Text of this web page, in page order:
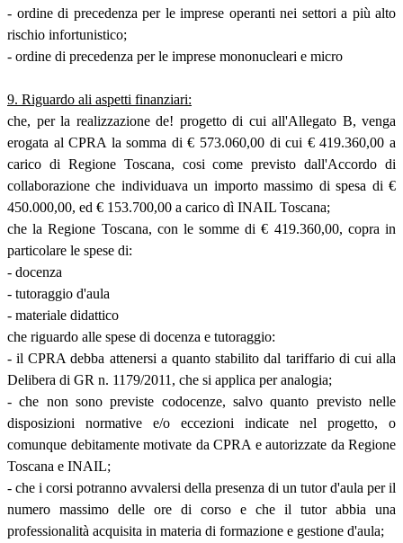
- ordine di precedenza per le imprese operanti nei settori a più alto
rischio infortunistico;
- ordine di precedenza per le imprese mononucleari e micro
9. Riguardo ali aspetti finanziari:
che, per la realizzazione de! progetto di cui all'Allegato B, venga
erogata al CPRA la somma di € 573.060,00 di cui € 419.360,00 a
carico di Regione Toscana, cosi come previsto dall'Accordo di
collaborazione che individuava un importo massimo di spesa di €
450.000,00, ed € 153.700,00 a carico dì INAIL Toscana;
che la Regione Toscana, con le somme di € 419.360,00, copra in
particolare le spese di:
- docenza
- tutoraggio d'aula
- materiale didattico
che riguardo alle spese di docenza e tutoraggio:
- il CPRA debba attenersi a quanto stabilito dal tariffario di cui alla
Delibera di GR n. 1179/2011, che si applica per analogia;
- che non sono previste codocenze, salvo quanto previsto nelle
disposizioni normative e/o eccezioni indicate nel progetto, o
comunque debitamente motivate da CPRA e autorizzate da Regione
Toscana e INAIL;
- che i corsi potranno avvalersi della presenza di un tutor d'aula per il
numero massimo delle ore di corso e che il tutor abbia una
professionalità acquisita in materia di formazione e gestione d'aula;